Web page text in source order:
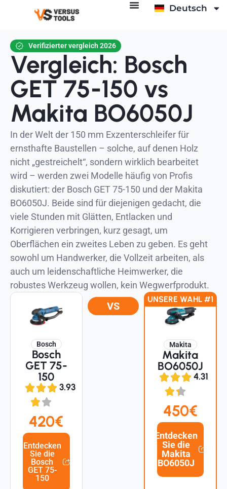
Deutsch
English
Verifizierter vergleich 2026
Vergleich: Bosch
GET 75-150 vs
Makita BO6050J
In der Welt der 150 mm Exzenterschleifer für
ernsthafte Baustellen – solche, auf denen Holz
nicht „gestreichelt“, sondern wirklich bearbeitet
wird – werden zwei Modelle häufig von Profis
diskutiert: der Bosch GET 75-150 und der Makita
BO6050J. Beide sind für diejenigen gedacht, die
viele Stunden mit Glätten, Entlacken und
Korrigieren verbringen, kurz gesagt, um
Oberflächen ein zweites Leben zu geben. Es geht
sowohl um Handwerker, die Vollzeit arbeiten, als
auch um leidenschaftliche Heimwerker, die
robustes Werkzeug wollen, kein Wegwerfprodukt.
Bosch
Bosch
GET 75-
150
3.93
420€
Entdecken
Sie die
Bosch
GET 75-
150
VS
Makita
Makita
BO6050J
4.31
450€
Entdecken
Sie die
Makita
BO6050J
UNSERE WAHL #1